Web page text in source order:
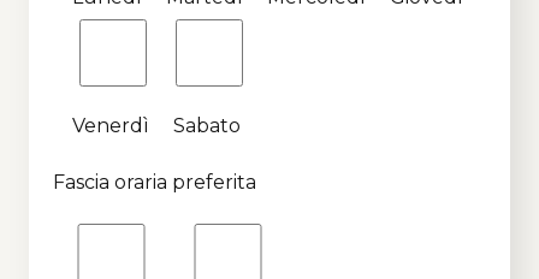
Venerdì Sabato
Fascia oraria preferita